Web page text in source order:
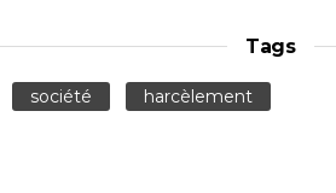
Tags
société harcèlement